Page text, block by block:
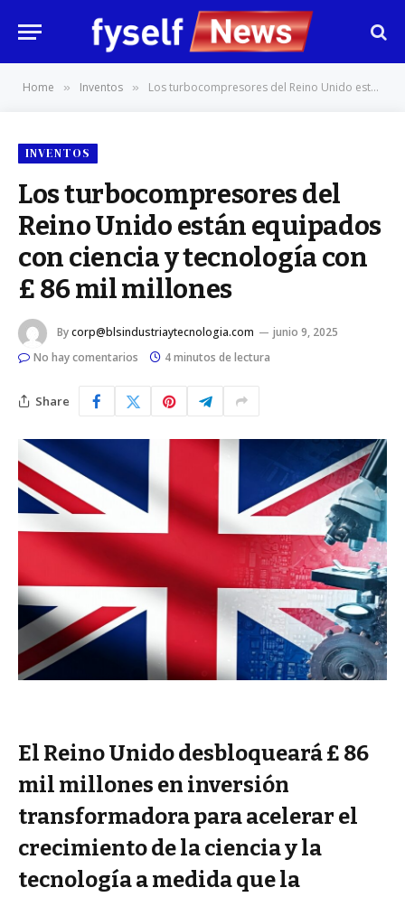
Home » Inventos » Los turbocompresores del Reino Unido están equipados con ciencia y tecnología con £ 86 mil millones
INVENTOS
Los turbocompresores del
Reino Unido están equipados
con ciencia y tecnología con
£ 86 mil millones
Bycorp@blsindustriaytecnologia.com
junio 9, 2025
No hay comentarios
4 minutos de lectura
Share
El Reino Unido desbloqueará £ 86
mil millones en inversión
transformadora para acelerar el
crecimiento de la ciencia y la
tecnología a medida que la